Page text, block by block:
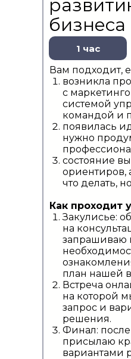
бизнеса
Вам подходит,
возникла
с
системой
командой и
появилась
нужно
состояние
ориентиров,
что делать,
Как проходит
Закулисье:
на
запрашиваю
план нашей
Встреча
на которой
запрос и
решения.
Финал: после
присылаю
вариантами
1 час